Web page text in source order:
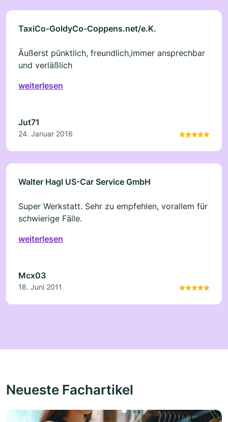
TaxiCo-GoldyCo-Coppens.net/e.K.
Äußerst pünktlich, freundlich,immer ansprechbar
und verläßlich
weiterlesen
Jut71
24. Januar 2016
Walter Hagl US-Car Service GmbH
Super Werkstatt. Sehr zu empfehlen, vorallem für
schwierige Fälle.
weiterlesen
Mcx03
18. Juni 2011
Neueste Fachartikel